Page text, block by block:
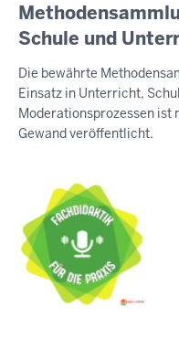
Sonntag,
9.
2026
-
16:58
Schule und
Die bewährte
Einsatz in Unterricht,
Moderationsprozessen ist
Gewand veröffentlicht.